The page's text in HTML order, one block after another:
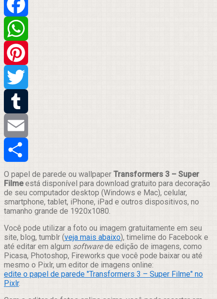
Facebook
WhatsApp
Pinterest
Twitter
Tumblr
Email
Compartilhar
O papel de parede ou wallpaper Transformers 3 – Super
Filmeestá disponível para download gratuito para decoração
de seu computador desktop (Windows e Mac), celular,
smartphone, tablet, iPhone, iPad e outros dispositivos, no
tamanho grande de 1920x1080.
Você pode utilizar a foto ou imagem gratuitamente em seu
site, blog, tumblr (veja mais abaixo), timelime do Facebook e
até editar em algum softwarede edição de imagens, como
Picasa, Photoshop, Fireworks que você pode baixar ou até
mesmo o Pixlr, um editor de imagens online:
edite o papel de parede "Transformers 3 – Super Filme" no
Pixlr.